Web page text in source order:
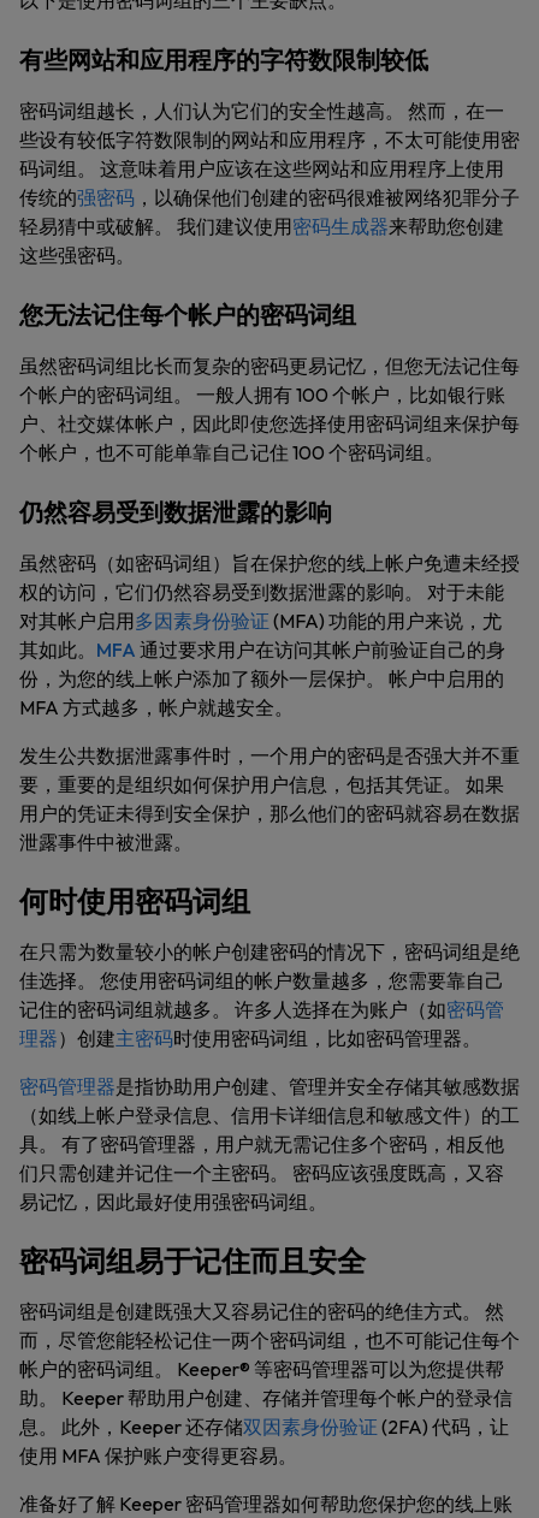
有些网站和应用程序的字符数限制较低
密码词组越长，人们认为它们的安全性越高。 然而，在一
些设有较低字符数限制的网站和应用程序，不太可能使用密
码词组。 这意味着用户应该在这些网站和应用程序上使用
传统的强密码 ，以确保他们创建的密码很难被网络犯罪分子
轻易猜中或破解。 我们建议使用密码生成器来帮助您创建
这些强密码。
您无法记住每个帐户的密码词组
虽然密码词组比长而复杂的密码更易记忆，但您无法记住每
个帐户的密码词组。 一般人拥有 100 个帐户，比如银行账
户、社交媒体帐户，因此即使您选择使用密码词组来保护每
个帐户，也不可能单靠自己记住 100 个密码词组。
仍然容易受到数据泄露的影响
虽然密码（如密码词组）旨在保护您的线上帐户免遭未经授
权的访问，它们仍然容易受到数据泄露的影响。 对于未能
对其帐户启用多因素身份验证 (MFA) 功能的用户来说，尤
其如此。 MFA 通过要求用户在访问其帐户前验证自己的身
份，为您的线上帐户添加了额外一层保护。 帐户中启用的
MFA 方式越多，帐户就越安全。
发生公共数据泄露事件时，一个用户的密码是否强大并不重
要，重要的是组织如何保护用户信息，包括其凭证。 如果
用户的凭证未得到安全保护，那么他们的密码就容易在数据
泄露事件中被泄露。
何时使用密码词组
在只需为数量较小的帐户创建密码的情况下，密码词组是绝
佳选择。 您使用密码词组的帐户数量越多，您需要靠自己
记住的密码词组就越多。 许多人选择在为账户（如密码管
理器）创建主密码时使用密码词组，比如密码管理器。
密码管理器是指协助用户创建、管理并安全存储其敏感数据
（如线上帐户登录信息、信用卡详细信息和敏感文件）的工
具。 有了密码管理器，用户就无需记住多个密码，相反他
们只需创建并记住一个主密码。 密码应该强度既高，又容
易记忆，因此最好使用强密码词组。
密码词组易于记住而且安全
密码词组是创建既强大又容易记住的密码的绝佳方式。 然
而，尽管您能轻松记住一两个密码词组，也不可能记住每个
帐户的密码词组。 Keeper® 等密码管理器可以为您提供帮
助。 Keeper 帮助用户创建、存储并管理每个帐户的登录信
息。 此外，Keeper 还存储双因素身份验证 (2FA) 代码，让
使用 MFA 保护账户变得更容易。
准备好了解 Keeper 密码管理器如何帮助您保护您的线上账